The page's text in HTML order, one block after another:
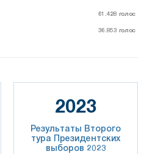
61.428 голос
36.853 голос
61.428 голос
36.853 голос
2023
Результаты Второго
тура Президентских
выборов 2023